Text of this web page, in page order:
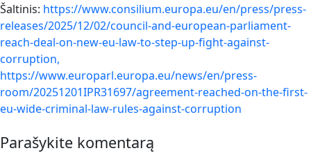
Šaltinis: https://www.consilium.europa.eu/en/press/press-
releases/2025/12/02/council-and-european-parliament-
reach-deal-on-new-eu-law-to-step-up-fight-against-
corruption,
https://www.europarl.europa.eu/news/en/press-
room/20251201IPR31697/agreement-reached-on-the-first-
eu-wide-criminal-law-rules-against-corruption
Parašykite komentarą